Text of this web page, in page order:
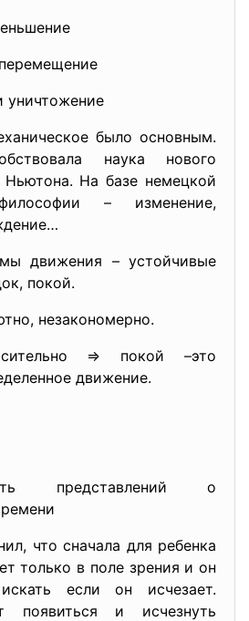
уничтожение
было основным.
наука нового
На базе немецкой
– изменение,
движения – устойчивые
покой.
незакономерно.
=> покой –это
движение.
представлений о
что сначала для ребенка
только в поле зрения и он
если он исчезает.
появиться и исчезнуть